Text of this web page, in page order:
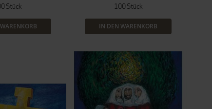
Stück 100 Stück
IN DEN WARENKORB